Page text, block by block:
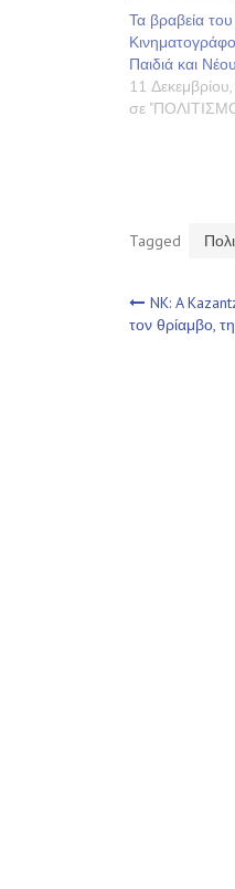
Τα βραβεία
Παιδιά και
11
σε
Tagged
NK: A
τον θρίαμβο,